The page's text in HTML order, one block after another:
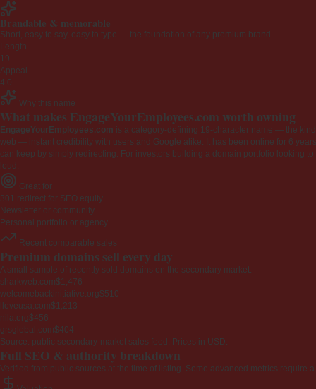
Brandable & memorable
Short, easy to say, easy to type — the foundation of any premium brand.
Length
19
Appeal
4.0
Why this name
What makes EngageYourEmployees.com worth owning
EngageYourEmployees.com is a category-defining 19-character name — the
web — instant credibility with users and Google alike. It has been online for 6
can keep by simply redirecting. For investors building a domain portfolio looking
loud.
Great for
301 redirect for SEO equity
Newsletter or community
Personal portfolio or agency
Recent comparable sales
Premium domains sell every day
A small sample of recently sold domains on the secondary market.
sharkweb.com$1,476
welcomebackinitiative.org$510
lloveusa.com$1,213
nila.org$456
grsglobal.com$404
Source: public secondary-market sales feed. Prices in USD.
Full SEO & authority breakdown
Verified from public sources at the time of listing. Some advanced metrics require